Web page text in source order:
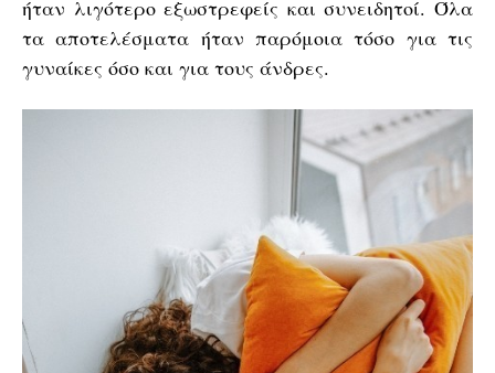
ήταν λιγότερο εξωστρεφείς και συνειδητοί. Όλα
τα αποτελέσματα ήταν παρόμοια τόσο για τις
γυναίκες όσο και για τους άνδρες.